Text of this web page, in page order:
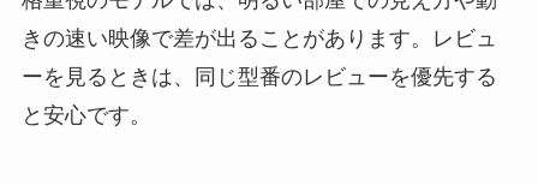
きの速い映像で差が出ることがあります。レビュ
ーを見るときは、同じ型番のレビューを優先する
と安心です。